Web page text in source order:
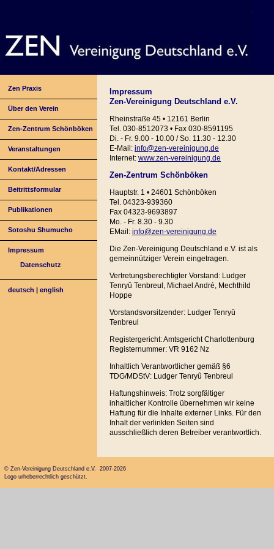
Zen Praxis
Über den Verein
Zen-Zentrum Schönböken
Veranstaltungen
Kontakt/Adressen
Beitrittsformular
Publikationen
Sotoshu Shumucho
Impressum
Datenschutz
deutsch |english
Impressum
Zen-Vereinigung Deutschland e.V.
Rheinstraße 45 • 12161 Berlin
Tel. 030-8512073 • Fax 030-8591195
Di. - Fr. 9.00 - 10.00 / So. 11.30 - 12.30
E-Mail: info@zen-vereinigung.de
Internet: www.zen-vereinigung.de
Zen-Zentrum Schönböken
Hauptstr. 1 • 24601 Schönböken
Tel. 04323-939360
Fax 04323-9693897
Mo. - Fr. 8.30 - 9.30
EMail: info@zen-vereinigung.de
Die Zen-Vereinigung Deutschland e.V. ist als
gemeinnütziger Verein eingetragen.
Vertretungsberechtigter Vorstand: Ludger
Tenryû Tenbreul, Michael André, Mechthild
Hoppe
Vorstandsvorsitzender: Ludger Tenryû
Tenbreul
Registergericht: Amtsgericht Charlottenburg
Registernummer: VR 9162 Nz
Inhaltlich Verantwortlicher gemäß §6
TDG/MDStV: Ludger Tenryû Tenbreul
Haftungshinweis: Trotz sorgfältiger
inhaltlicher Kontrolle übernehmen wir keine
Haftung für die Inhalte externer Links. Für den
Inhalt der verlinkten Seiten sind
ausschließlich deren Betreiber verantwortlich.
© Zen-Vereinigung Deutschland e.V. 2007-2026
Logo urheberrechtlich geschützt.